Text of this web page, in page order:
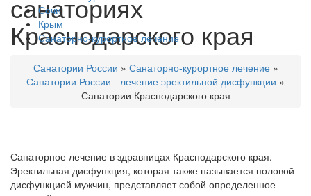
Сочи
Крым
Санаторно-курортное лечение
санаториях
Краснодарского края
Санатории России » Санаторно-курортное лечение»
Санатории России - лечение эректильной дисфункции »
Санатории Краснодарского края
Санаторное лечение в здравницах Краснодарского края.
Эректильная дисфункция, которая также называется половой
дисфункцией мужчин, представляет собой определенное